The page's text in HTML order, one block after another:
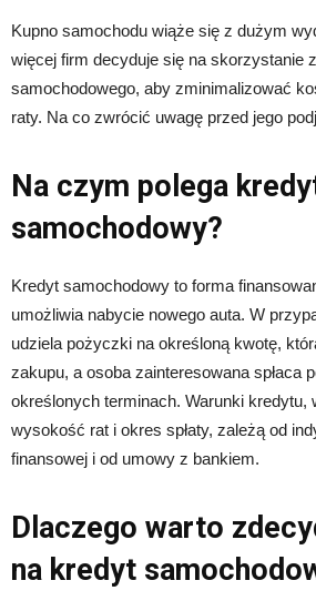
Kupno samochodu wiąże się z dużym
więcej firm decyduje się na skorzystanie
samochodowego, aby zminimalizować
raty. Na co zwrócić uwagę przed jego
Na czym polega
samochodowy?
Kredyt samochodowy to forma
umożliwia nabycie nowego auta. W
udziela pożyczki na określoną kwotę,
zakupu, a osoba zainteresowana spłaca
określonych terminach. Warunki kredytu,
wysokość rat i okres spłaty, zależą od
finansowej i od umowy z bankiem.
Dlaczego warto
na kredyt